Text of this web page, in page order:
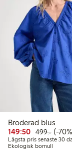
Broderad blus
149:50 Rabatterat
499:-70%
(-
Lägsta pris senaste 30
Ekologisk bomull